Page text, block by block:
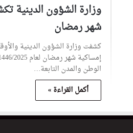
وزارة الشؤون الدينية
شهر رمضان
كشفت وزارة الشؤون الدينية
الوطن والمدن التابعة…
أكمل القراءة »